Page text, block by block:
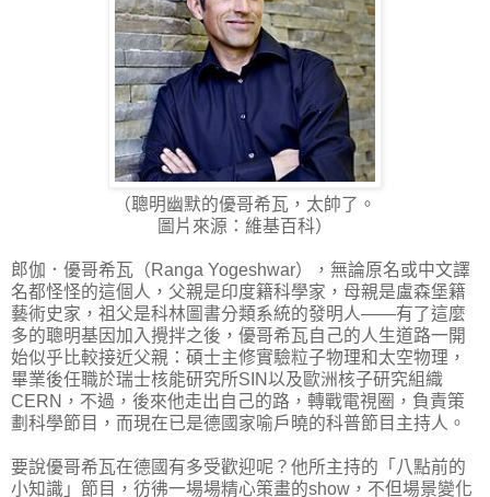
（聰明幽默的優哥希瓦，太帥了。
圖片來源：維基百科）
郎伽．優哥希瓦（Ranga Yogeshwar），無論原名或中文譯
名都怪怪的這個人，父親是印度籍科學家，母親是盧森堡籍
藝術史家，祖父是科林圖書分類系統的發明人——有了這麼
多的聰明基因加入攪拌之後，優哥希瓦自己的人生道路一開
始似乎比較接近父親：碩士主修實驗粒子物理和太空物理，
畢業後任職於瑞士核能研究所SIN以及歐洲核子研究組織
CERN，不過，後來他走出自己的路，轉戰電視圈，負責策
劃科學節目，而現在已是德國家喻戶曉的科普節目主持人。
要說優哥希瓦在德國有多受歡迎呢？他所主持的「八點前的
小知識」節目，彷彿一場場精心策畫的show，不但場景變化